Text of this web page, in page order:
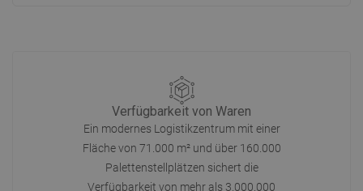
Verfügbarkeit von Waren
Ein modernes Logistikzentrum mit einer
Fläche von 71.000 m² und über 160.000
Palettenstellplätzen sichert die
Verfügbarkeit von mehr als 3.000.000